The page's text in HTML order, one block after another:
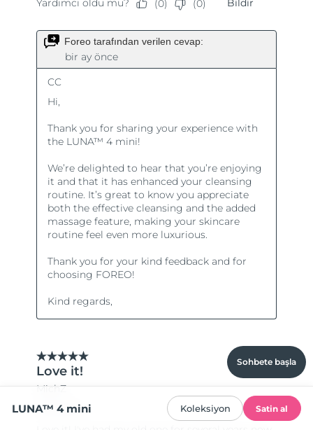
Sohbete başla
LUNA™ 4 mini Koleksiyon Satin al